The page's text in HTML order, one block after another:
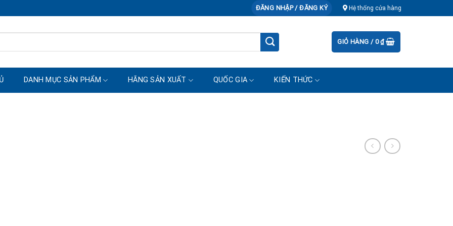
ĐĂNG NHẬP / ĐĂNG KÝ Hệ thống cửa hàng
GIỎ HÀNG / 0₫
DANH MỤC SẢN PHẨM HÃNG SẢN XUẤT QUỐC GIA KIẾN THỨC